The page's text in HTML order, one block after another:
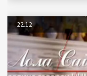
22.12